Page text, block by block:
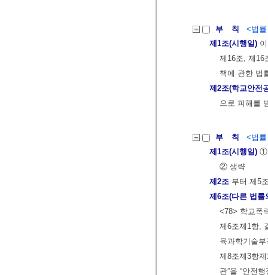
부 칙
<법
제1조(시행일)
제16조, 제16
책에 관한 법
제2조(학교안전
으로 피해를
부 칙
<법
제1조(시행일) ①
② 생략
제2조 부터 제5
제6조(다른 법률
<78> 학교폭
제6조제1항,
육과학기술부
제8조제3항
관”을 “안전